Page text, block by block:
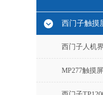
西门子触摸
西门子人机
MP277触摸